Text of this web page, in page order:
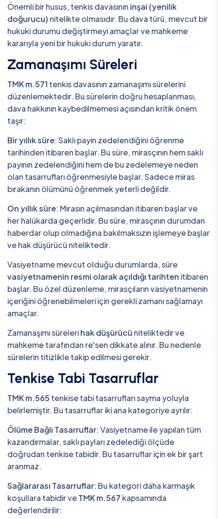
Önemli bir husus, tenkis davasının inşai (yenilik
doğurucu) nitelikte olmasıdır. Bu dava türü, mevcut bir
hukuki durumu değiştirmeyi amaçlar ve mahkeme
kararıyla yeni bir hukuki durum yaratır.
Zamanaşımı Süreleri
TMK m.571 tenkis davasının zamanaşımı sürelerini
düzenlemektedir. Bu sürelerin doğru hesaplanması,
dava hakkının kaybedilmemesi açısından kritik önem
taşır:
Bir yıllık süre: Saklı payın zedelendiğini öğrenme
tarihinden itibaren başlar. Bu süre, mirasçının hem saklı
payının zedelendiğini hem de bu zedelemeye neden
olan tasarrufları öğrenmesiyle başlar. Sadece miras
bırakanın ölümünü öğrenmek yeterli değildir.
On yıllık süre: Mirasın açılmasından itibaren başlar ve
her halükarda geçerlidir. Bu süre, mirasçının durumdan
haberdar olup olmadığına bakılmaksızın işlemeye başlar
ve hak düşürücü niteliktedir.
Vasiyetname mevcut olduğu durumlarda, süre
vasiyetnamenin resmi olarak açıldığı tarihten itibaren
başlar. Bu özel düzenleme, mirasçıların vasiyetnamenin
içeriğini öğrenebilmeleri için gerekli zamanı sağlamayı
amaçlar.
Zamanaşımı sürelerihak düşürücü niteliktedir ve
mahkeme tarafından re'sen dikkate alınır. Bu nedenle
sürelerin titizlikle takip edilmesi gerekir.
Tenkise Tabi Tasarruflar
TMK m.565 tenkise tabi tasarrufları sayma yoluyla
belirlemiştir. Bu tasarruflar iki ana kategoriye ayrılır:
Ölüme Bağlı Tasarruflar: Vasiyetname ile yapılan tüm
kazandırmalar, saklı payları zedelediği ölçüde
doğrudan tenkise tabidir. Bu tasarruflar için ek bir şart
aranmaz.
Sağlararası Tasarruflar: Bu kategori daha karmaşık
koşullara tabidir veTMK m.567 kapsamında
değerlendirilir: